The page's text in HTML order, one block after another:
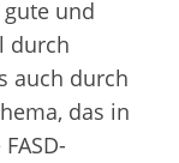
und
durch
auch durch
das in